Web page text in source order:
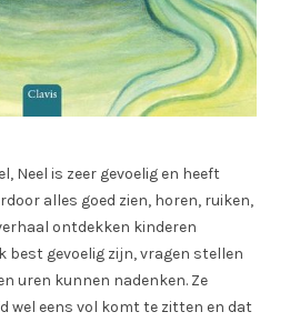
Neel is zeer gevoelig en heeft
alles goed zien, horen, ruiken,
ontdekken kinderen
best gevoelig zijn, vragen stellen
uren kunnen nadenken. Ze
wel eens vol komt te zitten en dat